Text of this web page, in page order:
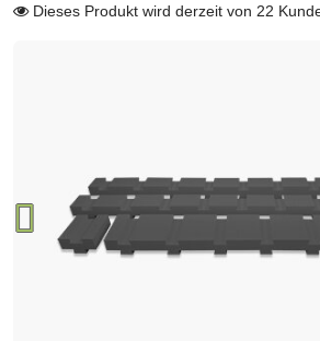
Dieses Produkt wird derzeit von 22